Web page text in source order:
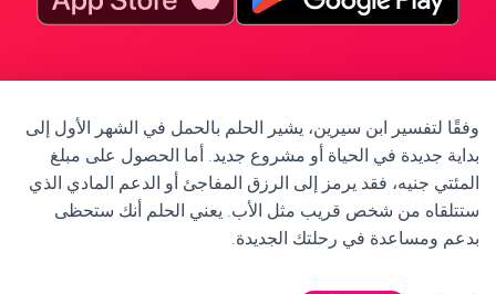
وفقًا لتفسير ابن سيرين، يشير الحلم بالحمل في الشهر الأول إلى
بداية جديدة في الحياة أو مشروع جديد. أما الحصول على مبلغ
المئتي جنيه، فقد يرمز إلى الرزق المفاجئ أو الدعم المادي الذي
ستتلقاه من شخص قريب مثل الأب. يعني الحلم أنك ستحظى
بدعم ومساعدة في رحلتك الجديدة.